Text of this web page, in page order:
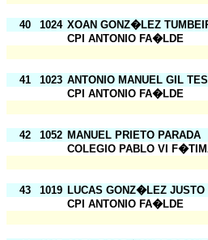
40
1024 XOAN GONZ�LEZ
CPI ANTONIO FA�LDE
41
1023 ANTONIO MANUEL GIL
CPI ANTONIO FA�LDE
42
1052 MANUEL PRIETO PARADA
COLEGIO PABLO VI
43
1019 LUCAS GONZ�LEZ JUSTO
CPI ANTONIO FA�LDE